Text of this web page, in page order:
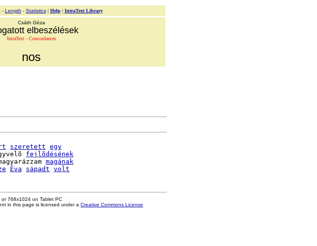
- Length - Statistics| Help| IntraText Library
Csáth Géza
elbeszélések
IntraText - Concordances
nos
szeretett egy
fejlõdésének
magának
Éva sápadt volt
768x1024 on Tablet PC
in this page is licensed under a Creative Commons License